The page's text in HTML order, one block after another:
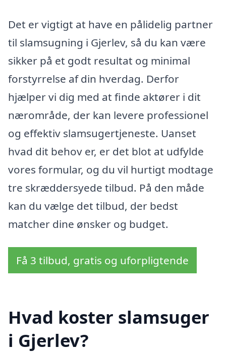
Det er vigtigt at have en pålidelig partner
til slamsugning i Gjerlev, så du kan være
sikker på et godt resultat og minimal
forstyrrelse af din hverdag. Derfor
hjælper vi dig med at finde aktører i dit
nærområde, der kan levere professionel
og effektiv slamsugertjeneste. Uanset
hvad dit behov er, er det blot at udfylde
vores formular, og du vil hurtigt modtage
tre skræddersyede tilbud. På den måde
kan du vælge det tilbud, der bedst
matcher dine ønsker og budget.
Få 3 tilbud, gratis og uforpligtende
Hvad koster slamsuger
i Gjerlev?